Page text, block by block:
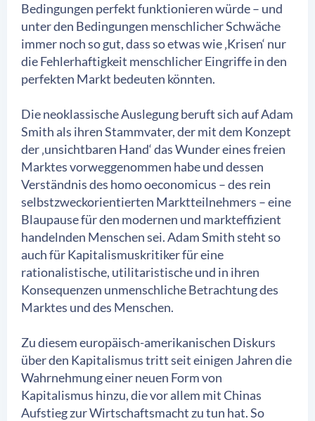
Bedingungen perfekt funktionieren würde – und
unter den Bedingungen menschlicher Schwäche
immer noch so gut, dass so etwas wie ‚Krisen‘ nur
die Fehlerhaftigkeit menschlicher Eingriffe in den
perfekten Markt bedeuten könnten.
Die neoklassische Auslegung beruft sich auf Adam
Smith als ihren Stammvater, der mit dem Konzept
der ‚unsichtbaren Hand‘ das Wunder eines freien
Marktes vorweggenommen habe und dessen
Verständnis des homo oeconomicus – des rein
selbstzweckorientierten Marktteilnehmers – eine
Blaupause für den modernen und markteffizient
handelnden Menschen sei. Adam Smith steht so
auch für Kapitalismuskritiker für eine
rationalistische, utilitaristische und in ihren
Konsequenzen unmenschliche Betrachtung des
Marktes und des Menschen.
Zu diesem europäisch-amerikanischen Diskurs
über den Kapitalismus tritt seit einigen Jahren die
Wahrnehmung einer neuen Form von
Kapitalismus hinzu, die vor allem mit Chinas
Aufstieg zur Wirtschaftsmacht zu tun hat. So